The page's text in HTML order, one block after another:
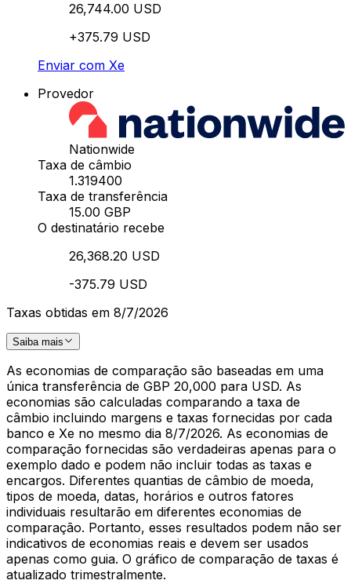
26,744.00 USD
+375.79 USD
Enviar com Xe
Provedor
Nationwide
Taxa de câmbio
1.319400
Taxa de transferência
15.00 GBP
O destinatário recebe
26,368.20 USD
-375.79 USD
Taxas obtidas em 8/7/2026
Saiba mais
As economias de comparação são baseadas em uma
única transferência de GBP 20,000 para USD. As
economias são calculadas comparando a taxa de
câmbio incluindo margens e taxas fornecidas por cada
banco e Xe no mesmo dia 8/7/2026. As economias de
comparação fornecidas são verdadeiras apenas para o
exemplo dado e podem não incluir todas as taxas e
encargos. Diferentes quantias de câmbio de moeda,
tipos de moeda, datas, horários e outros fatores
individuais resultarão em diferentes economias de
comparação. Portanto, esses resultados podem não ser
indicativos de economias reais e devem ser usados
apenas como guia. O gráfico de comparação de taxas é
atualizado trimestralmente.